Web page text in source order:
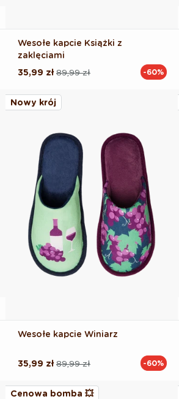
Wesołe kapcie Książki z
zaklęciami
Cena
89,99 zł
Cena
35,99 zł -60%
Nowy krój
Wesołe kapcie Winiarz
Cena
89,99 zł
Cena
35,99 zł -60%
Cenowa bomba 💥